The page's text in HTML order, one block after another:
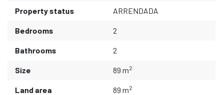
Property status ARRENDADA
Bedrooms 2
Bathrooms 2
Size 89 m2
Land area 89 m2